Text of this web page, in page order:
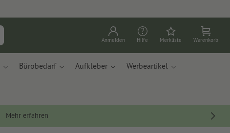
Anmelden Hilfe Merkliste Warenkorb
Bürobedarf Aufkleber Werbeartikel
Mehr erfahren